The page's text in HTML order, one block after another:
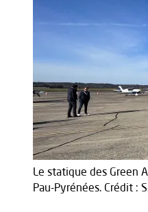
Le statique des Green
Pau-Pyrénées. Crédit :